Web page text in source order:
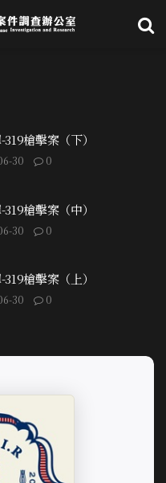
槍擊案（下）
30 0
槍擊案（中）
30 0
槍擊案（上）
30 0